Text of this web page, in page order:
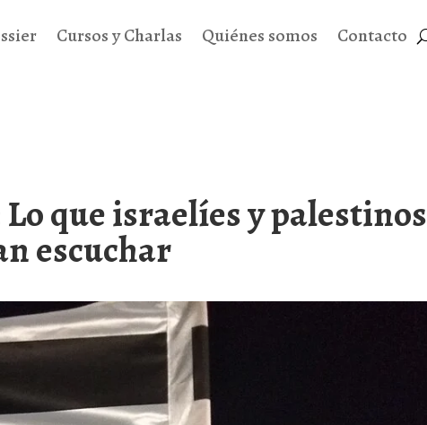
Cursos y Charlas Quiénes somos Contacto
que israelíes y palestinos
escuchar